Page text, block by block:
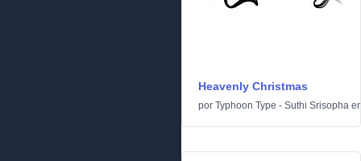
Heavenly Christmas
por Typhoon Type - Suthi Srisopha